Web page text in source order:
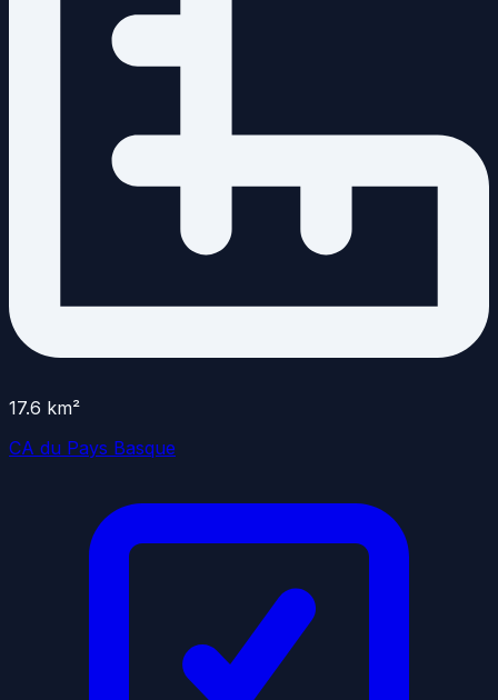
17.6 km²
CA du Pays Basque